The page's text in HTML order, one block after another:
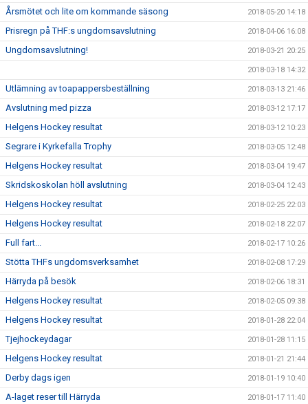
Årsmötet och lite om kommande säsong 2018-05-20 14:18
Prisregn på THF:s ungdomsavslutning 2018-04-06 16:08
Ungdomsavslutning! 2018-03-21 20:25
2018-03-18 14:32
Utlämning av toapappersbeställning 2018-03-13 21:46
Avslutning med pizza 2018-03-12 17:17
Helgens Hockey resultat 2018-03-12 10:23
Segrare i Kyrkefalla Trophy 2018-03-05 12:48
Helgens Hockey resultat 2018-03-04 19:47
Skridskoskolan höll avslutning 2018-03-04 12:43
Helgens Hockey resultat 2018-02-25 22:03
Helgens Hockey resultat 2018-02-18 22:07
Full fart... 2018-02-17 10:26
Stötta THFs ungdomsverksamhet 2018-02-08 17:29
Härryda på besök 2018-02-06 18:31
Helgens Hockey resultat 2018-02-05 09:38
Helgens Hockey resultat 2018-01-28 22:04
Tjejhockeydagar 2018-01-28 11:15
Helgens Hockey resultat 2018-01-21 21:44
Derby dags igen 2018-01-19 10:40
A-laget reser till Härryda 2018-01-17 11:40